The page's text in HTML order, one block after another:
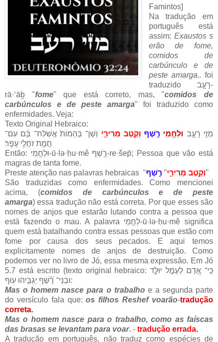
Famintos]
Na tradução em
português está
assim: Exaustoss
erão de fome,
comidos de
carbúnculo e de
peste amarga.. foi
traduzido רָעָ֛ב-
rā·‘āḇ "fome" que está correto, mas, "comidos de
carbúnculos e de peste amarga" foi traduzido como
enfermidades. Veja:
Texto Original Hebraico:
מְזֵ֥י רָעָ֛ב וּלְחֻ֥מֵי רֶ֖שֶׁף וְקֶ֣טֶב מְרִירִ֑י וְשֶׁן־ בְּהֵמוֹת֙ אֲשַׁלַּח־ בָּ֔ם עִם־
חֲמַ֖ת זֹחֲלֵ֥י עָפָֽר׃
Então: וּלְחֻ֥מֵי-ū·lə·ḥu·mê רֶ֖שֶׁף-re·šep̄; Pessoa que vão está
magras de tanta fome.
Preste atenção nas palavras hebraicas "
וְקֶ֣טֶב מְרִירִ֑י" רֶ֖שֶׁף
"
São traduzidas como enfermidades. Como mencionei
acima, (comidos de carbúnculos e de peste
amarga) essa tradução não está correta. Por que esses são
nomes de anjos que estarão lutando contra a pessoa que
está fazendo o mau. A palavra לְחֻ֥מֵי-ū·lə·ḥu·mê significa
quem está batalhando contra essas pessoas que estão com
fome por causa dos seus pecados. E aqui temos
explicitamente nomes de anjos de destruição. Como
podemos ver no livro de Jó, essa mesma expressão. Em Jó
5.7 está escrito (texto original hebraico: כִּֽי־ אָ֭דָם לְעָמָ֣ל יוּלָּ֑ד
וּבְנֵי־ רֶ֝֗שֶׁף יַגְבִּ֥יהוּ עֽוּף:
Mas o homem nasce para o trabalho e a segunda parte
do versículo fala que: os filhos Reshef voarão-tradução
correta.
Mas o homem nasce para o trabalho, como as faíscas
das brasas se levantam para voar. - tradução errada.
A tradução em português, não traduz como espécies de